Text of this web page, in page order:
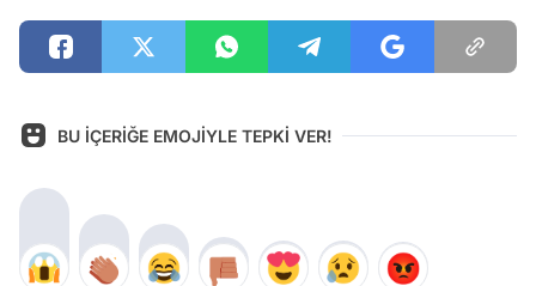
BU İÇERİĞE EMOJİYLE TEPKİ VER!